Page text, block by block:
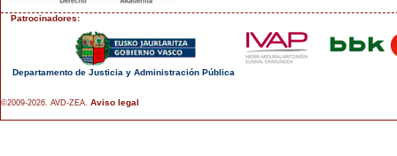
Patrocinadores:
Departamento de Justicia y Administración Pública
©2009-2026. AVD-ZEA. Aviso legal